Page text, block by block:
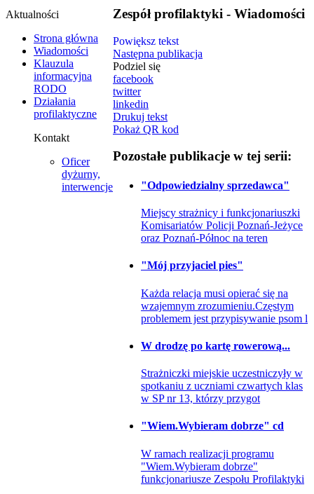
Aktualności
Strona główna
Wiadomości
Klauzula
informacyjna
RODO
Działania
profilaktyczne
Kontakt
Oficer
dyżurny,
interwencje
Zespół profilaktyki - Wiadomości
Powiększ tekst
Następna publikacja
Podziel się
facebook
twitter
linkedin
Drukuj tekst
Pokaż QR kod
Pozostałe publikacje w tej serii:
"Odpowiedzialny sprzedawca"
Miejscy strażnicy i funkcjonariuszki
Komisariatów Policji Poznań-Jeżyce
oraz Poznań-Północ na teren
"Mój przyjaciel pies"
Każda relacja musi opierać się na
wzajemnym zrozumieniu.Częstym
problemem jest przypisywanie psom l
W drodzę po kartę rowerową...
Strażniczki miejskie uczestniczyły w
spotkaniu z uczniami czwartych klas
w SP nr 13, którzy przygot
"Wiem.Wybieram dobrze" cd
W ramach realizacji programu
"Wiem.Wybieram dobrze"
funkcjonariusze Zespołu Profilaktyki